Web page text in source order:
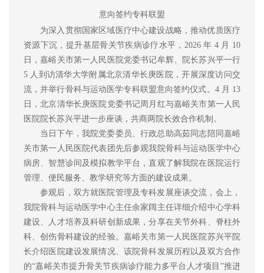
意向签约专科联盟
为深入贯彻国家区域医疗中心建设战略，推动优质医疗
资源下沉，提升基层骨关节疾病诊疗水平，2026 年 4 月 10
日，嘉峪关市第一人民医院党委书记牟辉、院长苏兴平一行
5 人到访清华大学附属北京清华长庚医院，开展深度访问交
流 ， 并举行骨科与运动医学专科联盟意向签约仪式。4 月 13
日，北京清华长庚医院党委书记周月红与嘉峪关市第一人民
医院院长苏兴平进一步座谈，共商两院长效合作机制。
当日下午，我院党委委员、行政总助高茹同志陪同嘉峪
关市第一人民医院代表团先后参观我院骨科与运动医学中心
病房、智慧诊间及模拟教学平台，直观了解我院在 医院运行
管理、便民服务、教学研究等方面的建设成果。
参观后，双方就医院管理及专科发展座谈交流， 会上，
我院骨科与运动医学中心主任余家阔 主任详细介绍中心学科
建设、人才培养及科研创新成果，分享在关节外科、脊柱外
科、创伤骨科建设的经验。嘉峪关市第一人民医院苏兴平院
长介绍 医院建设发展情况、 该院骨科发展 历程以及双方合作
的“嘉峪关市提升骨关节疾病诊疗能力多平台人才项目 ”推进